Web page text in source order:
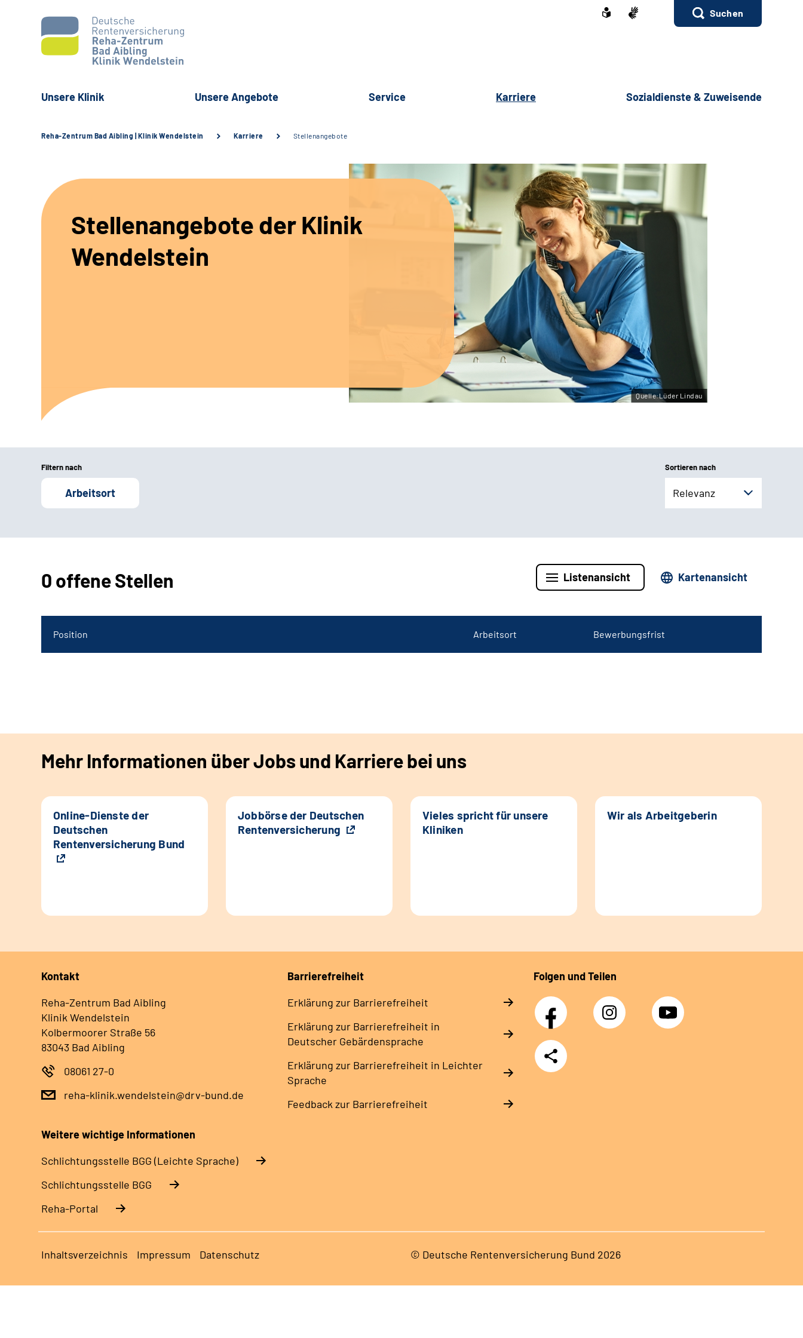
Suchen
Unsere Klinik Unsere Angebote Service Karriere Sozialdienste & Zuweisende
Reha-Zentrum Bad Aibling | Klinik Wendelstein Karriere Stellenangebote
Stellenangebote der Klinik
Wendelstein
Quelle:Lüder Lindau
Filtern nach
Arbeitsort
Sortieren nach
Relevanz
0 offene Stellen Listenansicht Kartenansicht
Position Arbeitsort Bewerbungsfrist
Mehr Informationen über Jobs und Karriere bei uns
Online-Dienste der
Deutschen
Rentenversicherung Bund
Jobbörse der Deutschen
Rentenversicherung
Vieles spricht für unsere
Kliniken
Wir als Arbeitgeberin
Kontakt
Reha-Zentrum Bad Aibling
Klinik Wendelstein
Kolbermoorer Straße 56
83043 Bad Aibling
08061 27-0
reha-klinik.wendelstein@drv-bund.de
Barrierefreiheit
Erklärung zur Barrierefreiheit
Erklärung zur Barrierefreiheit in
Deutscher Gebärdensprache
Erklärung zur Barrierefreiheit in Leichter
Sprache
Feedback zur Barrierefreiheit
Folgen und Teilen
Facebook Instagram YouTube
Teilen
Weitere wichtige Informationen
Schlich­tungs­stel­le BGG (Leichte Sprache)
Schlich­tungs­stel­le BGG
Reha-Portal
Inhaltsverzeichnis Impressum Datenschutz © Deutsche Rentenversicherung Bund 2026